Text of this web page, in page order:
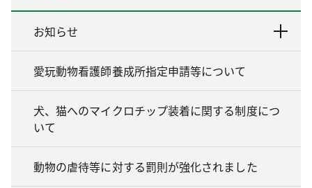
お知らせ
愛玩動物看護師養成所指定申請等について
犬、猫へのマイクロチップ装着に関する制度につ
いて
動物の虐待等に対する罰則が強化されました